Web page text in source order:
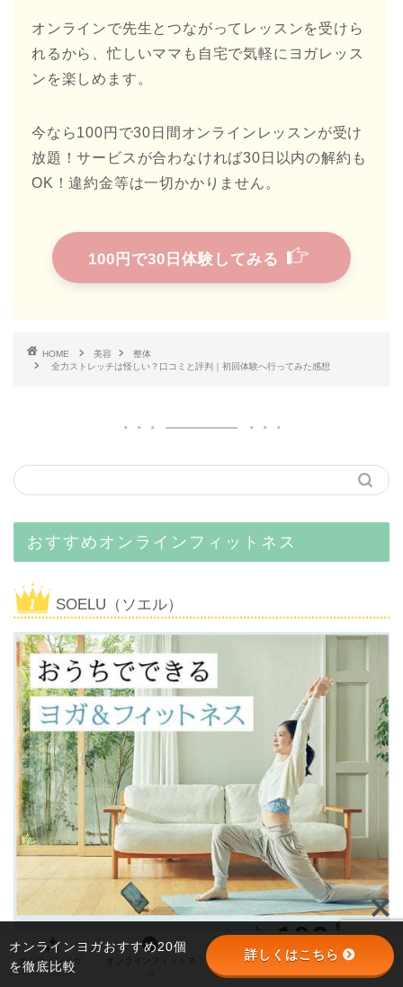
オンラインで先生とつながってレッスンを受けら
れるから、忙しいママも自宅で気軽にヨガレッス
ンを楽しめます。
今なら100円で30日間オンラインレッスンが受け
放題！サービスが合わなければ30日以内の解約も
OK！違約金等は一切かかりません。
100円で30日体験してみる
HOME 美容
整体
全力ストレッチは怪しい？口コミと評判｜初回体験へ行ってみた感想
おすすめオンラインフィットネス
SOELU（ソエル）
オンラインヨガ オンラインパーソナル パーソナルジム
オンラインヨガおすすめ20個
を徹底比較
詳しくはこちら